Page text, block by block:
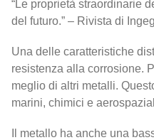
“Le proprietà straordinarie
del futuro.” – Rivista di
Una delle caratteristiche
resistenza alla corrosione.
meglio di altri metalli.
marini, chimici e
Il metallo ha anche una